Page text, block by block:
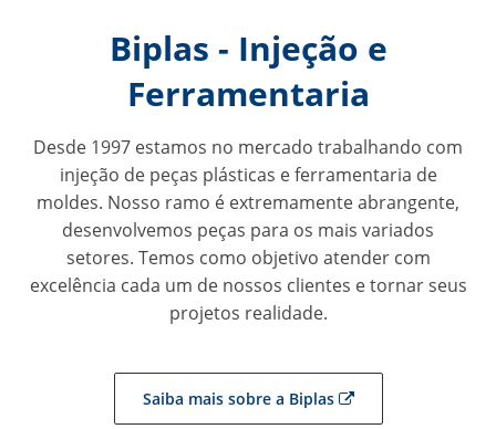
Biplas - Injeção e
Ferramentaria
Desde 1997 estamos no mercado trabalhando com
injeção de peças plásticas e ferramentaria de
moldes. Nosso ramo é extremamente abrangente,
desenvolvemos peças para os mais variados
setores. Temos como objetivo atender com
excelência cada um de nossos clientes e tornar seus
projetos realidade.
Saiba mais sobre a Biplas